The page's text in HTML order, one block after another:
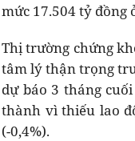
mức 17.504 tỷ đồng
Thị trường chứng
tâm lý thận trọng
dự báo 3 tháng
thành vì thiếu lao
(-0,4%).